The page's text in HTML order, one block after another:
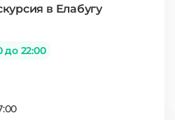
в Елабугу
до 22:00